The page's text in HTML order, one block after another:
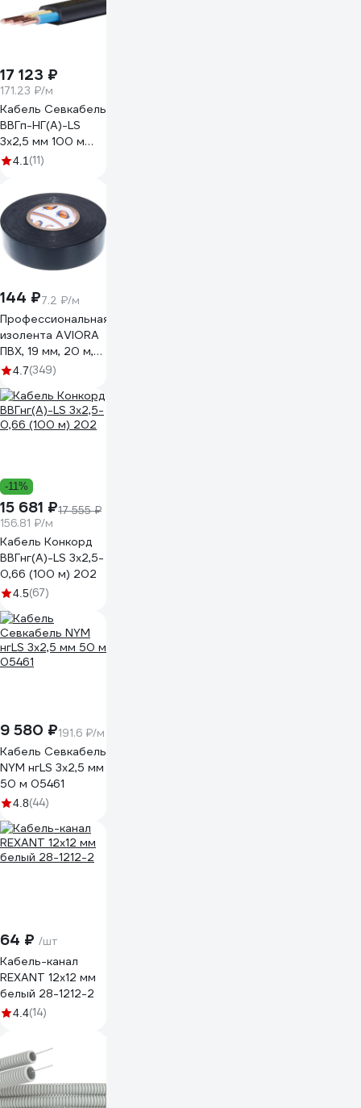
17 123 ₽
171.23 ₽/м
Кабель Севкабель
ВВГп-НГ(А)-LS
3х2,5 мм 100 м
05456
4.1 (11)
144 ₽7.2 ₽/м
Профессиональная
изолента AVIORA
ПВХ, 19 мм, 20 м,
черная 305-030
4.7(349)
-11%
15 681 ₽17 555 ₽
156.81 ₽/м
Кабель Конкорд
ВВГнг(А)-LS 3х2,5-
0,66 (100 м) 202
4.5(67)
9 580 ₽191.6 ₽/м
Кабель Севкабель
NYM нгLS 3х2,5 мм
50 м 05461
4.8(44)
64 ₽ /шт
Кабель-канал
REXANT 12x12 мм
белый 28-1212-2
4.4(14)